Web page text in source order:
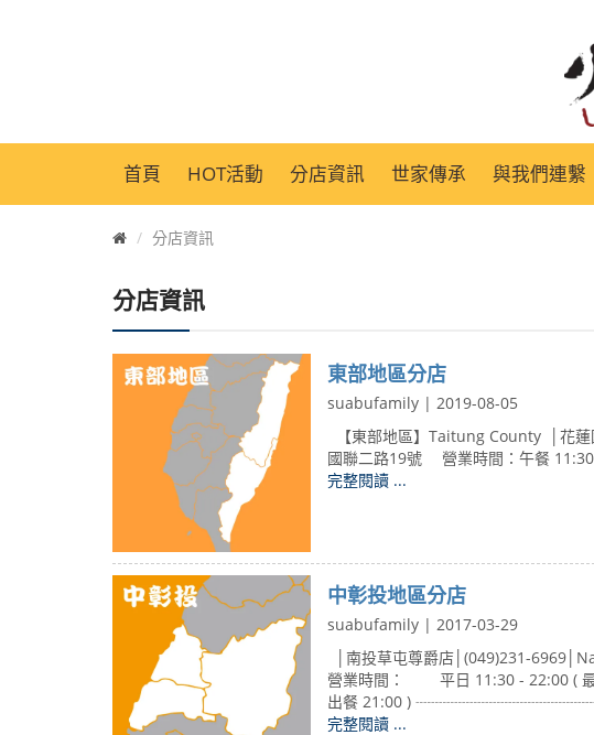
家
首頁 HOT活動 分店資訊 世家傳承 與我們連繫
首
分店資訊
分店資訊
東部地區分店
suabufamily | 2019-08-05
【東部地區】Taitung County │花
國聯二路19號 營業時間：午餐
完整閱讀 ...
中彰投地區分店
suabufamily | 2017-03-29
│南投草屯尊爵店│(049)231-
營業時間： 平日 11:30 - 22:00 (
出餐 21:00 )
完整閱讀 ...